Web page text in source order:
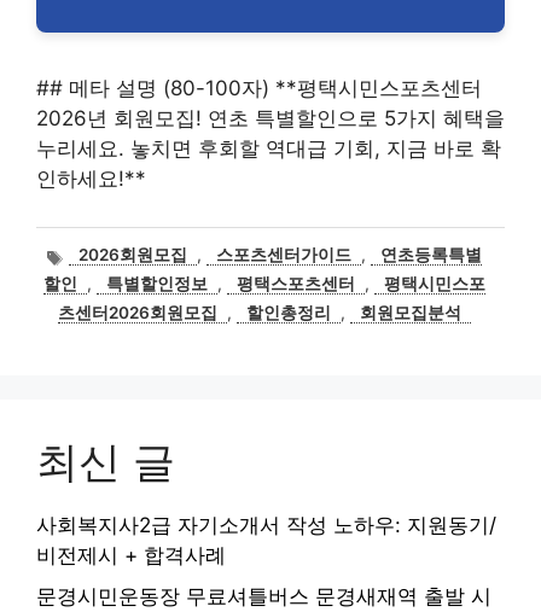
## 메타 설명 (80-100자) **평택시민스포츠센터
2026년 회원모집! 연초 특별할인으로 5가지 혜택을
누리세요. 놓치면 후회할 역대급 기회, 지금 바로 확
인하세요!**
태
그
2026회원모집 , 스포츠센터가이드 ,
연초등록특별
할인
, 특별할인정보 , 평택스포츠센터 ,
평택시민스포
츠센터2026회원모집
, 할인총정리 , 회원모집분석
최신 글
사회복지사2급 자기소개서 작성 노하우: 지원동기/
비전제시 + 합격사례
문경시민운동장 무료셔틀버스 문경새재역 출발 시